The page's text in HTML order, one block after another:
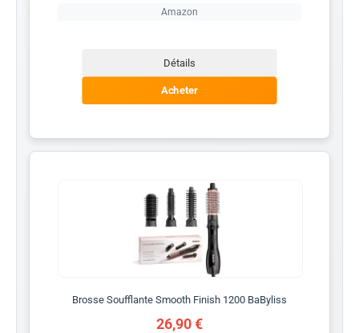
Amazon
Détails
Acheter
Brosse Soufflante Smooth Finish 1200 BaByliss
26,90 €